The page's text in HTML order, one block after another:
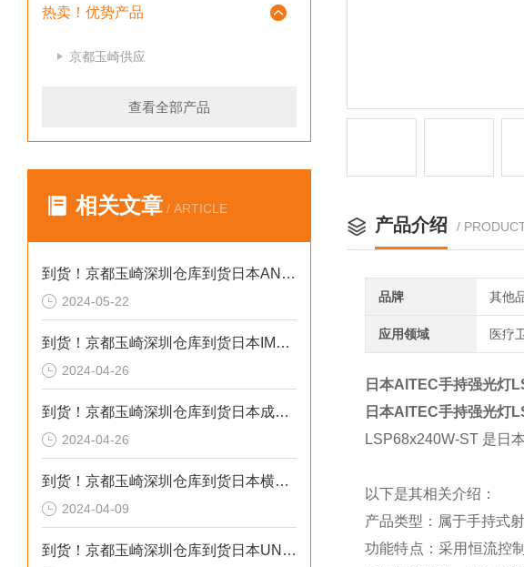
热卖！优势产品
京都玉崎供应
查看全部产品
相关文章 / ARTICLE
到货！京都玉崎深圳仓库到货日本AND 电子秤HV-60KCEP
2024-05-22
到货！京都玉崎深圳仓库到货日本IMADA 推拉力计 DST-20N
2024-04-26
到货！京都玉崎深圳仓库到货日本成茂锻针仪MF2
2024-04-26
到货！京都玉崎深圳仓库到货日本横河 电导率仪传感器 SC8SG-R31-T-305-P1-A
2024-04-09
到货！京都玉崎深圳仓库到货日本UNITTA音波式皮带张力计U-550替换U-508
产品介绍 /
品牌 其他
应用领域 医疗
日本AITEC手持强光灯
日本AITEC手持强光灯
LSP68x240W-ST 是日
以下是其相关介绍：
产品类型：属于手持式
功能特点：采用恒流控